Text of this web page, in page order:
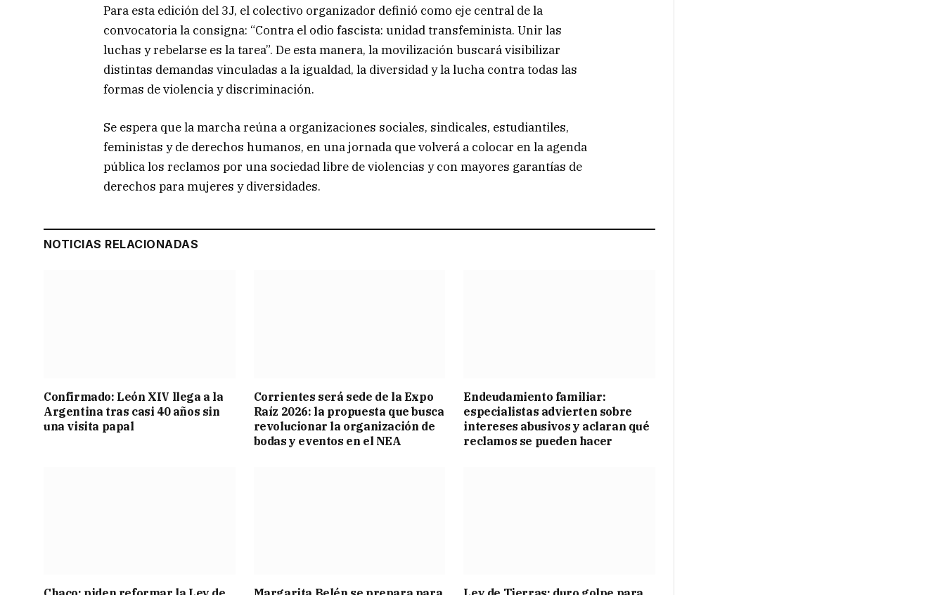
Para esta edición del 3J, el colectivo organizador definió como eje central de la
convocatoria la consigna: “Contra el odio fascista: unidad transfeminista. Unir las
luchas y rebelarse es la tarea”. De esta manera, la movilización buscará visibilizar
distintas demandas vinculadas a la igualdad, la diversidad y la lucha contra todas las
formas de violencia y discriminación.
Se espera que la marcha reúna a organizaciones sociales, sindicales, estudiantiles,
feministas y de derechos humanos, en una jornada que volverá a colocar en la agenda
pública los reclamos por una sociedad libre de violencias y con mayores garantías de
derechos para mujeres y diversidades.
NOTICIAS RELACIONADAS
Confirmado: León XIV llega a la
Argentina tras casi 40 años sin
una visita papal
Corrientes será sede de la Expo
Raíz 2026: la propuesta que busca
revolucionar la organización de
bodas y eventos en el NEA
Endeudamiento familiar:
especialistas advierten sobre
intereses abusivos y aclaran qué
reclamos se pueden hacer